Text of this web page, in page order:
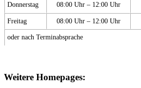
Donnerstag 08:00 Uhr – 12:00 Uhr
Freitag 08:00 Uhr – 12:00 Uhr
oder nach Terminabsprache
Weitere Homepages: